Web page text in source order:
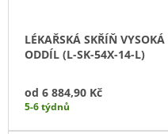
LÉKAŘSKÁ SKŘÍŇ
ODDÍL (L-SK-54X-14-L)
od 6 884,90 Kč
5-6 týdnů